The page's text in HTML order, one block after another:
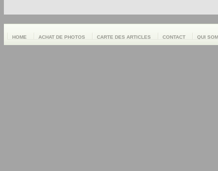
HOME ACHAT DE PHOTOS CARTE DES ARTICLES CONTACT QUI